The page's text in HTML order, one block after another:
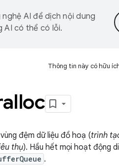
AI để dịch nội dung
AI có thể có lỗi.
Thông tin này có hữu
đệm dữ liệu đồ hoạ (trình
thụ). Hầu hết mọi hoạt động
.